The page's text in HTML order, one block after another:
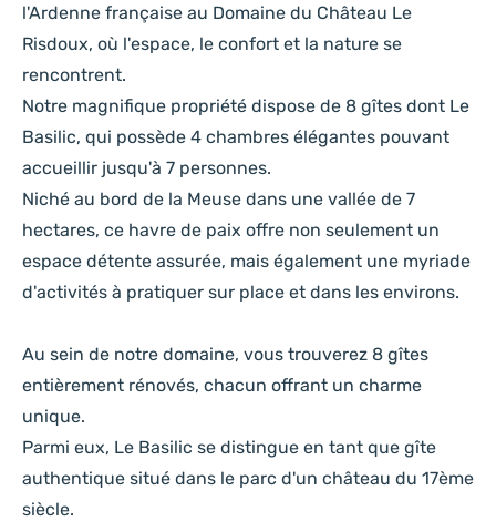
l'Ardenne française au Domaine du Château Le
Risdoux, où l'espace, le confort et la nature se
rencontrent.
Notre magnifique propriété dispose de 8 gîtes dont Le
Basilic, qui possède 4 chambres élégantes pouvant
accueillir jusqu'à 7 personnes.
Niché au bord de la Meuse dans une vallée de 7
hectares, ce havre de paix offre non seulement un
espace détente assurée, mais également une myriade
d'activités à pratiquer sur place et dans les environs.
Au sein de notre domaine, vous trouverez 8 gîtes
entièrement rénovés, chacun offrant un charme
unique.
Parmi eux, Le Basilic se distingue en tant que gîte
authentique situé dans le parc d'un château du 17ème
siècle.